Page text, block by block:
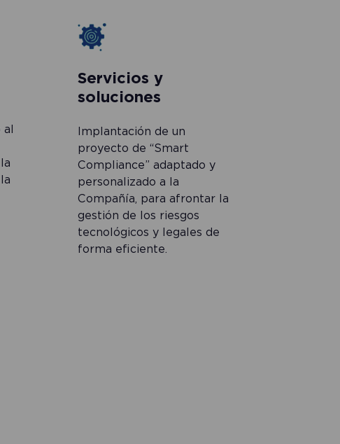
al
Servicios y
soluciones
Implantación de un
proyecto de “Smart
Compliance” adaptado y
personalizado a la
Compañía, para afrontar la
gestión de los riesgos
tecnológicos y legales de
forma eficiente.